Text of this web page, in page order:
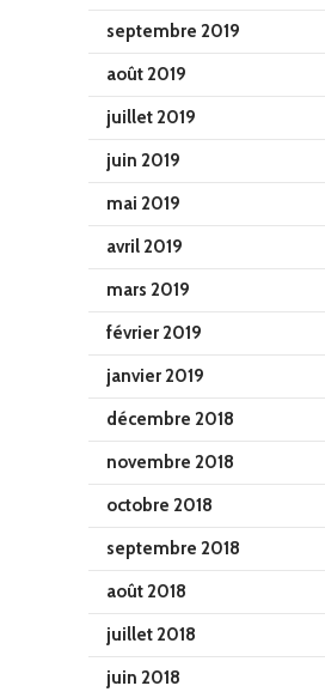
septembre 2019
août 2019
juillet 2019
juin 2019
mai 2019
avril 2019
mars 2019
février 2019
janvier 2019
décembre 2018
novembre 2018
octobre 2018
septembre 2018
août 2018
juillet 2018
juin 2018